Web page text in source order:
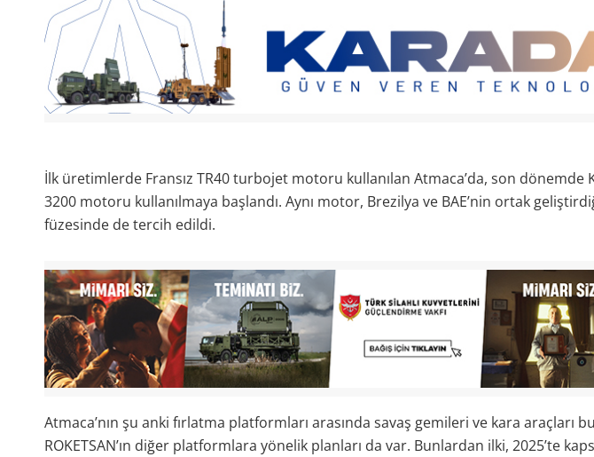
İlk üretimlerde Fransız TR40 turbojet motoru kullanılan Atmaca’da, son dönemde
3200 motoru kullanılmaya başlandı. Aynı motor, Brezilya ve BAE’nin ortak
füzesinde de tercih edildi.
Atmaca’nın şu anki fırlatma platformları arasında savaş gemileri ve kara araçları
ROKETSAN’ın diğer platformlara yönelik planları da var. Bunlardan ilki, 2025’te